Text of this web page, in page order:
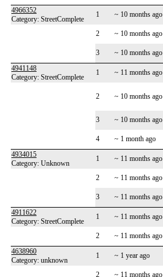
4966352
Category: StreetComplete
1 ~ 10 months ago
2
~ 10 months ago
3
~ 10 months ago
4941148
Category: StreetComplete
1 ~ 11 months ago
2 ~ 10 months ago
3
~ 10 months ago
4 ~ 1 month ago
4934015
Category: Unknown
1 ~ 11 months ago
2 ~ 11 months ago
3 ~ 11 months ago
4911622
Category: StreetComplete
1 ~ 11 months ago
2 ~ 11 months ago
4638960
Category: unknown
1 ~ 1 year ago
2 ~ 11 months ago